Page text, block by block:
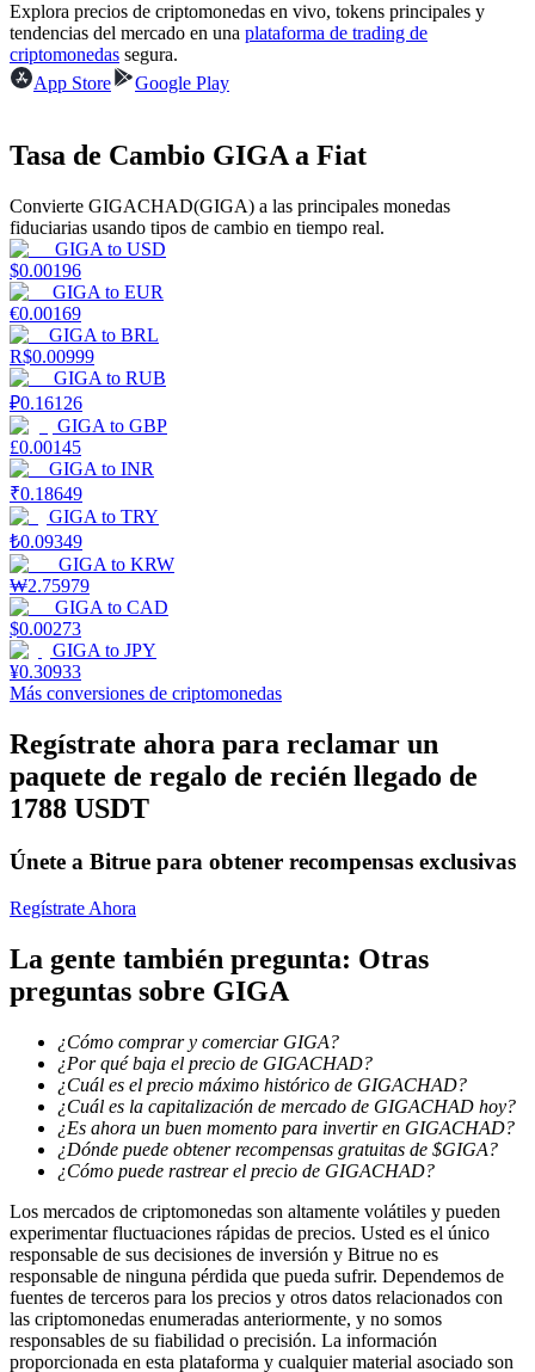
Power Piggy
Staking
Alta rentabilidad y acceso instantáneo
Launchpool
Participación flexible para ganar tokens populares
Inversiones exclusivas para titulares de BTR
Préstamos
Servicio de préstamos respaldado por criptomonedas
Explora precios de criptomonedas en vivo, tokens principales y
tendencias del mercado en una plataforma de trading de
criptomonedas segura.
App Store
Google Play
Tasa de Cambio GIGA a Fiat
Convierte GIGACHAD(GIGA) a las principales monedas
fiduciarias usando tipos de cambio en tiempo real.
GIGA to USD
$0.00196
GIGA to EUR
€0.00169
GIGA to BRL
R$0.00999
GIGA to RUB
₽0.16126
GIGA to GBP
£0.00145
GIGA to INR
₹0.18649
GIGA to TRY
₺0.09349
GIGA to KRW
₩2.75979
GIGA to CAD
$0.00273
GIGA to JPY
¥0.30933
Más conversiones de criptomonedas
Regístrate ahora para reclamar un
paquete de regalo de recién llegado de
1788 USDT
Únete a Bitrue para obtener recompensas exclusivas
Regístrate Ahora
La gente también pregunta: Otras
preguntas sobre GIGA
¿Cómo comprar y comerciar GIGA?
¿Por qué baja el precio de GIGACHAD?
¿Cuál es el precio máximo histórico de GIGACHAD?
¿Cuál es la capitalización de mercado de GIGACHAD hoy?
¿Es ahora un buen momento para invertir en GIGACHAD?
¿Dónde puede obtener recompensas gratuitas de $GIGA?
¿Cómo puede rastrear el precio de GIGACHAD?
Los mercados de criptomonedas son altamente volátiles y pueden
experimentar fluctuaciones rápidas de precios. Usted es el único
responsable de sus decisiones de inversión y Bitrue no es
responsable de ninguna pérdida que pueda sufrir. Dependemos de
fuentes de terceros para los precios y otros datos relacionados con
las criptomonedas enumeradas anteriormente, y no somos
responsables de su fiabilidad o precisión. La información
proporcionada en esta plataforma y cualquier material asociado son